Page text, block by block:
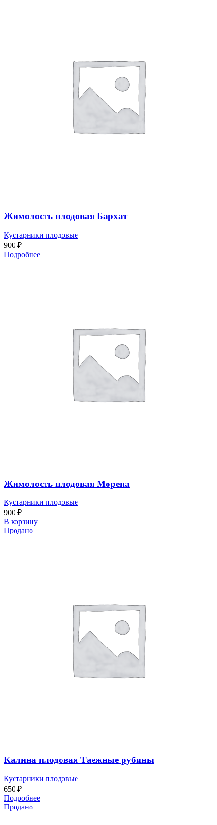
Жимолость плодовая Бархат
Кустарники плодовые
900 ₽
Подробнее
Жимолость плодовая Морена
Кустарники плодовые
900 ₽
В корзину
Продано
Калина плодовая Таежные рубины
Кустарники плодовые
650 ₽
Подробнее
Продано